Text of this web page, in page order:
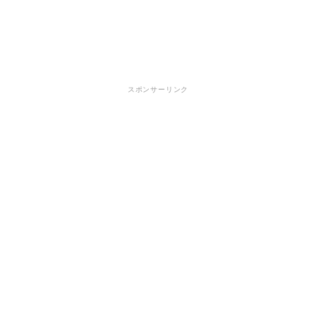
スポンサーリンク